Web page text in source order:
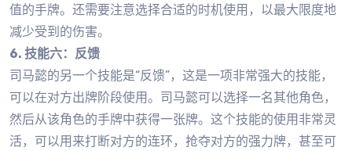
值的手牌。还需要注意选择合适的时机使用，以最大限度地
减少受到的伤害。
6. 技能六：反馈
司马懿的另一个技能是“反馈”，这是一项非常强大的技能，
可以在对方出牌阶段使用。司马懿可以选择一名其他角色，
然后从该角色的手牌中获得一张牌。这个技能的使用非常灵
活，可以用来打断对方的连环，抢夺对方的强力牌，甚至可